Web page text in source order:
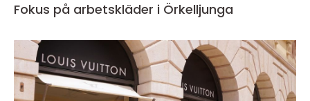
Fokus på arbetskläder i Örkelljunga